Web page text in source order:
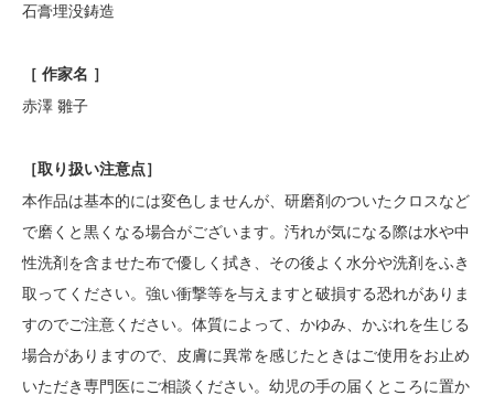
石膏埋没鋳造
［ 作家名 ］
赤澤 雛子
［取り扱い注意点］
本作品は基本的には変色しませんが、研磨剤のついたクロスなど
で磨くと黒くなる場合がございます。汚れが気になる際は水や中
性洗剤を含ませた布で優しく拭き、その後よく水分や洗剤をふき
取ってください。強い衝撃等を与えますと破損する恐れがありま
すのでご注意ください。体質によって、かゆみ、かぶれを生じる
場合がありますので、皮膚に異常を感じたときはご使用をお止め
いただき専門医にご相談ください。幼児の手の届くところに置か